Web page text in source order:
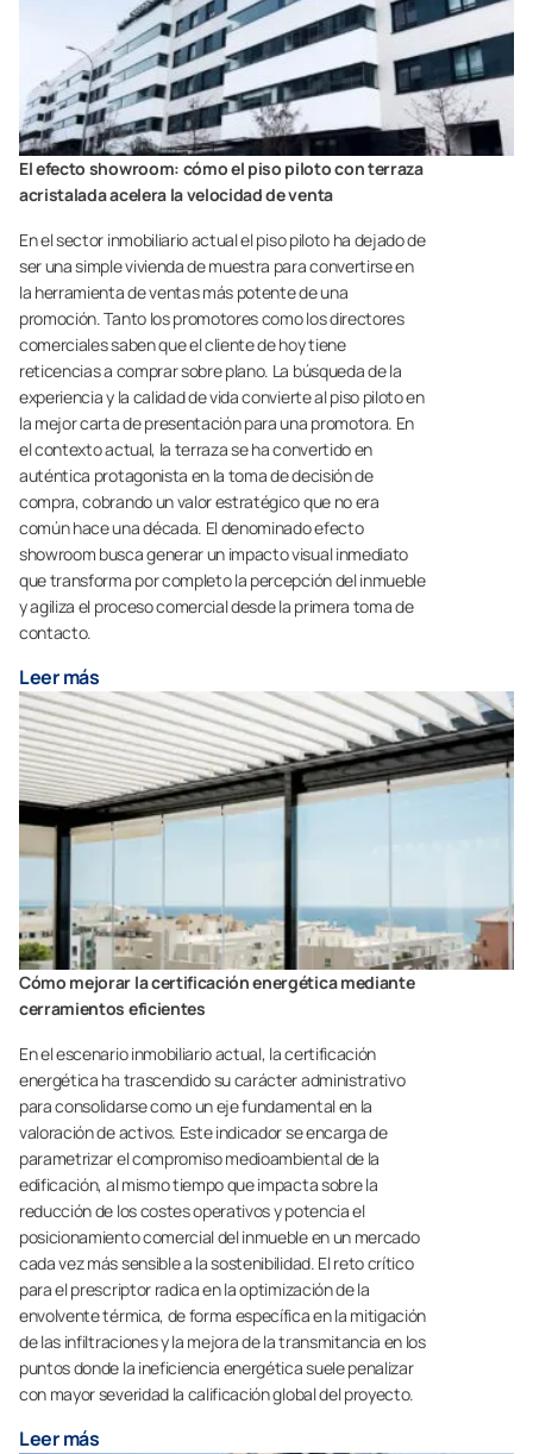
El efecto showroom: cómo el piso piloto con terraza
acristalada acelera la velocidad de venta
En el sector inmobiliario actual el piso piloto ha dejado de
ser una simple vivienda de muestra para convertirse en
la herramienta de ventas más potente de una
promoción. Tanto los promotores como los directores
comerciales saben que el cliente de hoy tiene
reticencias a comprar sobre plano. La búsqueda de la
experiencia y la calidad de vida convierte al piso piloto en
la mejor carta de presentación para una promotora. En
el contexto actual, la terraza se ha convertido en
auténtica protagonista en la toma de decisión de
compra, cobrando un valor estratégico que no era
común hace una década. El denominado efecto
showroom busca generar un impacto visual inmediato
que transforma por completo la percepción del inmueble
y agiliza el proceso comercial desde la primera toma de
contacto.
Leer más
Cómo mejorar la certificación energética mediante
cerramientos eficientes
En el escenario inmobiliario actual, la certificación
energética ha trascendido su carácter administrativo
para consolidarse como un eje fundamental en la
valoración de activos. Este indicador se encarga de
parametrizar el compromiso medioambiental de la
edificación, al mismo tiempo que impacta sobre la
reducción de los costes operativos y potencia el
posicionamiento comercial del inmueble en un mercado
cada vez más sensible a la sostenibilidad. El reto crítico
para el prescriptor radica en la optimización de la
envolvente térmica, de forma específica en la mitigación
de las infiltraciones y la mejora de la transmitancia en los
puntos donde la ineficiencia energética suele penalizar
con mayor severidad la calificación global del proyecto.
Leer más